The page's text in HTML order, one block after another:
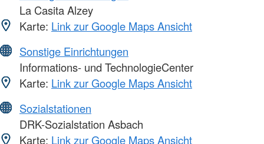
La Casita Alzey
Karte: Link zur Google Maps Ansicht
Sonstige Einrichtungen
Informations- und TechnologieCenter
Karte: Link zur Google Maps Ansicht
Sozialstationen
DRK-Sozialstation Asbach
Karte: Link zur Google Maps Ansicht